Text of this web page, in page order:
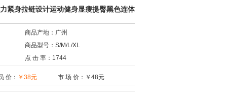
紧身拉链设计运动健身显瘦提臀黑色连体
商品产地： 广州
商品型号： S/M/L/XL
点 击 率： 1744
价： ￥38元 市 场 价：￥ 48元